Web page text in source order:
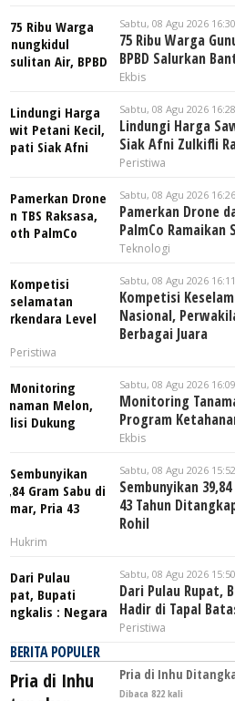
Sabtu, 08 Agu 2026 16:30
75 Ribu Warga
BPBD Salurkan
Ekbis
Sabtu, 08 Agu 2026 16:28
Lindungi Harga
Siak Afni Zulkifli
Peristiwa
Sabtu, 08 Agu 2026 16:26
Pamerkan Drone
PalmCo Ramaikan
Teknologi
Sabtu, 08 Agu 2026 16:11
Kompetisi
Nasional,
Berbagai Juara
Peristiwa
Sabtu, 08 Agu 2026 16:09
Monitoring
Program
Ekbis
Sabtu, 08 Agu 2026 15:52
Sembunyikan
43 Tahun
Rohil
Hukrim
Sabtu, 08 Agu 2026 15:50
Dari Pulau Rupat,
Hadir di Tapal
Peristiwa
BERITA POPULER
Pria di Inhu
Dibaca 822 kali